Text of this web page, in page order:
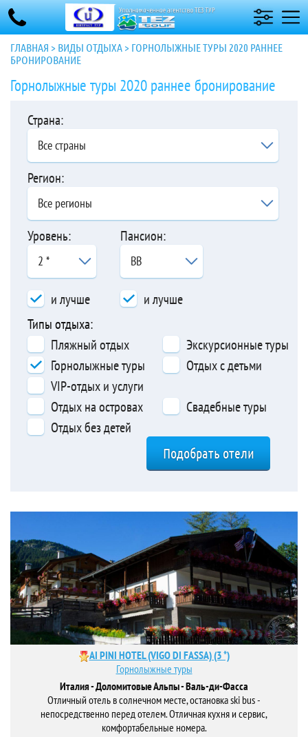
ГЛАВНАЯ > ВИДЫ ОТДЫХА > ГОРНОЛЫЖНЫЕ ТУРЫ 2020 РАННЕЕ
БРОНИРОВАНИЕ
Горнолыжные туры 2020 раннее бронирование
Страна:
Все страны
Регион:
Все регионы
Уровень:
2 *
и лучше
Пансион:
BB
и лучше
Типы отдыха:
Пляжный отдых
Экскурсионные туры
Горнолыжные туры
Отдых с детьми
VIP-отдых и услуги
Отдых на островах
Свадебные туры
Отдых без детей
AI PINI HOTEL (VIGO DI FASSA) (3 *)
Горнолыжные туры
Италия - Доломитовые Альпы - Валь-ди-Фасса
Отличный отель в солнечном месте, остановка ski bus -
непосредственно перед отелем. Отличная кухня и сервис,
комфортабельные номера.